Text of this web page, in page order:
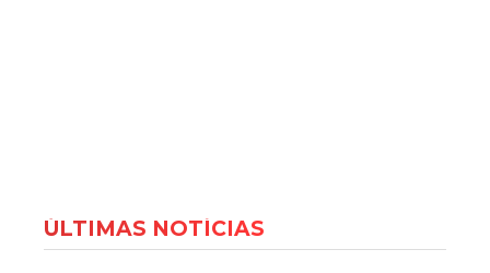
ÚLTIMAS NOTÍCIAS